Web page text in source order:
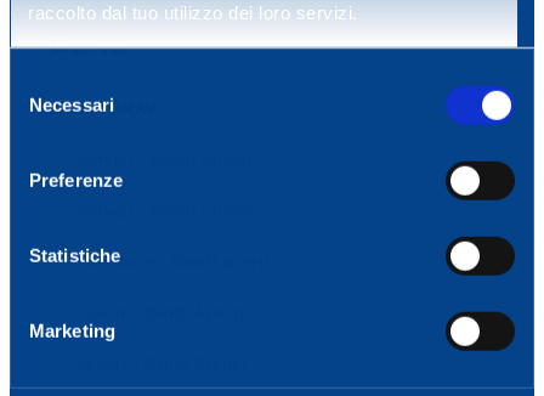
raccolto dal tuo utilizzo dei loro servizi.
delNecessari
Preferenze
Statistiche
Marketing
Bandi
BANDI ENAV
Forniture - Bandi aperti